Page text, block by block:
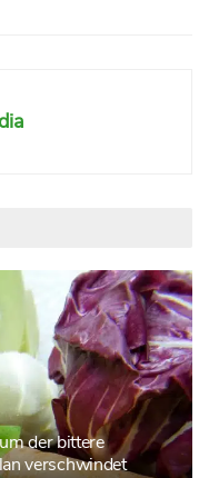
der bittere
verschwindet